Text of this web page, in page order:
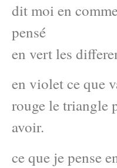
dit moi en
pensé
en vert les
en violet ce que
rouge le triangle
avoir.
ce que je pense